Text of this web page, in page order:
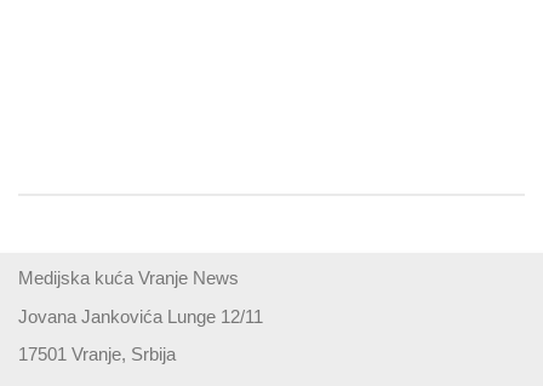
Medijska kuća Vranje News
Jovana Jankovića Lunge 12/11
17501 Vranje, Srbija